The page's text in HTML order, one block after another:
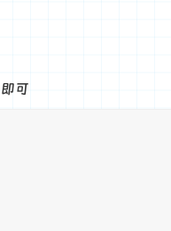
可